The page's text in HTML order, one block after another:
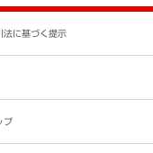
て
法に基づく提示
プ